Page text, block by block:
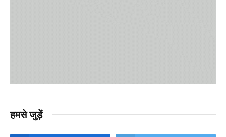
हमसे जुड़ें